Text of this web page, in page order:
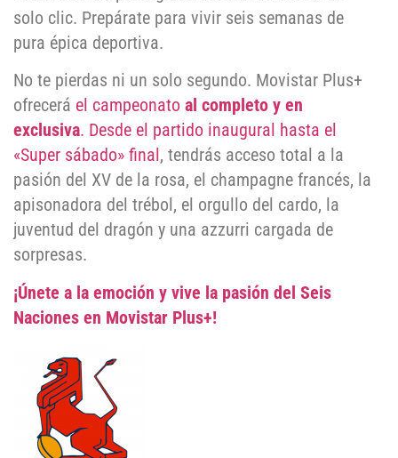
solo clic. Prepárate para vivir seis semanas de
pura épica deportiva.
No te pierdas ni un solo segundo. Movistar Plus+
ofrecerá el campeonato al completo y en
exclusiva. Desde el partido inaugural hasta el
«Super sábado» final, tendrás acceso total a la
pasión del XV de la rosa, el champagne francés, la
apisonadora del trébol, el orgullo del cardo, la
juventud del dragón y una azzurri cargada de
sorpresas.
¡Únete a la emoción y vive la pasión del Seis
Naciones en Movistar Plus+!